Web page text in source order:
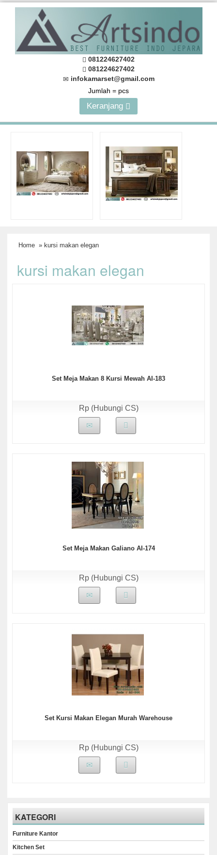
081224627402
081224627402
infokamarset@gmail.com
Jumlah = pcs
Keranjang
Home » kursi makan elegan
kursi makan elegan
Set Meja Makan 8 Kursi Mewah AI-183
Rp (Hubungi CS)
Set Meja Makan Galiano AI-174
Rp (Hubungi CS)
Set Kursi Makan Elegan Murah Warehouse
Rp (Hubungi CS)
KATEGORI
Furniture Kantor
Kitchen Set